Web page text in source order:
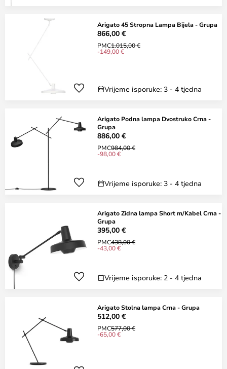
Arigato 45 Stropna Lampa Bijela - Grupa
866,00 €
PMC1.015,00 €
-149,00 €
Vrijeme isporuke: 3 - 4 tjedna
Arigato Podna lampa Dvostruko Crna -
Grupa
886,00 €
PMC984,00 €
-98,00 €
Vrijeme isporuke: 3 - 4 tjedna
Arigato Zidna lampa Short m/Kabel Crna -
Grupa
395,00 €
PMC438,00 €
-43,00 €
Vrijeme isporuke: 2 - 4 tjedna
Arigato Stolna lampa Crna - Grupa
512,00 €
PMC577,00 €
-65,00 €